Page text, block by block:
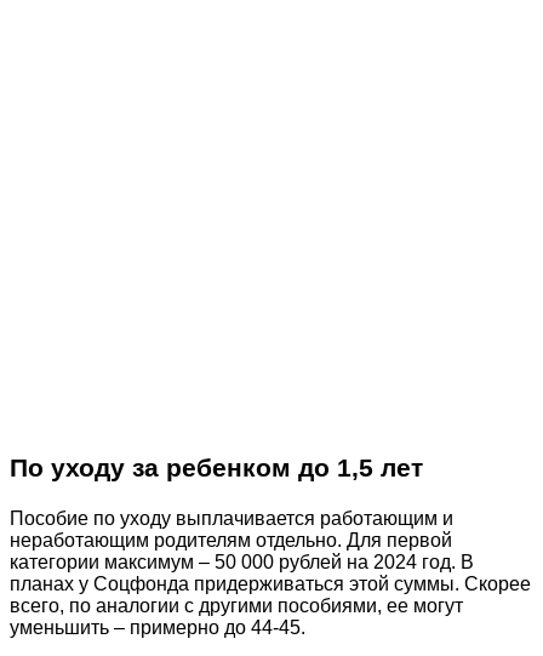
По уходу за ребенком до 1,5 лет
Пособие по уходу выплачивается работающим и
неработающим родителям отдельно. Для первой
категории максимум – 50 000 рублей на 2024 год. В
планах у Соцфонда придерживаться этой суммы. Скорее
всего, по аналогии с другими пособиями, ее могут
уменьшить – примерно до 44-45.